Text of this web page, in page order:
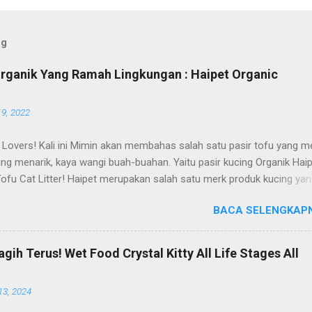
Yang Ramah Lingkungan : Haipet Organic
2022
Kali ini Mimin akan membahas salah satu pasir tofu yang
menarik, kaya wangi buah-buahan. Yaitu pasir kucing Organik
Cat Litter! Haipet merupakan salah satu merk produk kucing
perlengkapan kucing, seperti Cat Tree Furniture, Cat
Cat Litter, Cat Sandbox/Cat Litter, dan lain-lain. Beberapa produk
terlebih dahulu dari PT. Arthacat Tirta Surya ini, ada Arthacat Cat
Cat Litter, Cat Tree, Snack, Pet Bowl, Stratcher, dan masih
Tirta Surya, tapi merk Haipet juga ada produk sandbox atau litter
BACA
Terus! Wet Food Crystal Kitty All Life Stages All
2024